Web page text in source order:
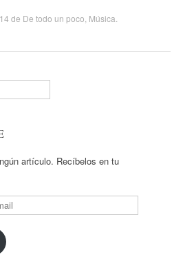
de De todo un poco Música
artículo. Recíbelos en tu